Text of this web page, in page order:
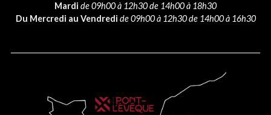
Mardi de 09h00 à 12h30 de 14h00 à 18h30
Du Mercredi au Vendredi de 09h00 à 12h30 de 14h00 à 16h30